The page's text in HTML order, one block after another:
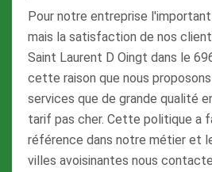
Pour notre entreprise
mais la satisfaction de nos
Saint Laurent D Oingt dans le
cette raison que nous
services que de grande qualité
tarif pas cher. Cette politique a
référence dans notre métier et
villes avoisinantes nous